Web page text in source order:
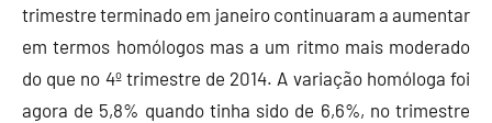
trimestre terminado em janeiro continuaram a aumentar
em termos homólogos mas a um ritmo mais moderado
do que no 4º trimestre de 2014. A variação homóloga foi
agora de 5,8% quando tinha sido de 6,6%, no trimestre